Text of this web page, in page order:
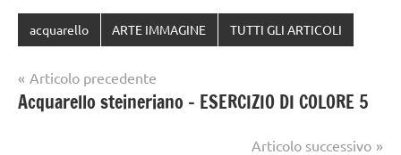
acquarello ARTE IMMAGINE TUTTI GLI ARTICOLI
Navigazione
articoli
Articolo precedente
Acquarello steineriano – ESERCIZIO DI COLORE 5
Articolo successivo